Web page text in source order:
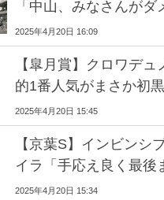
「中山、みなさんが
2025年4月20日 16:09
【皐月賞】クロワデ
的1番人気がまさか初
2025年4月20日 15:45
【京葉S】インビン
イラ「手応え良く最後
2025年4月20日 15:34